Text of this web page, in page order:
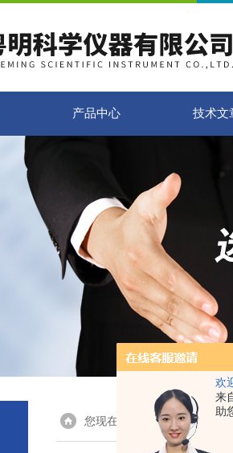
欢
来
助
产品中心 技术文
您现在的位置：首页> 产品